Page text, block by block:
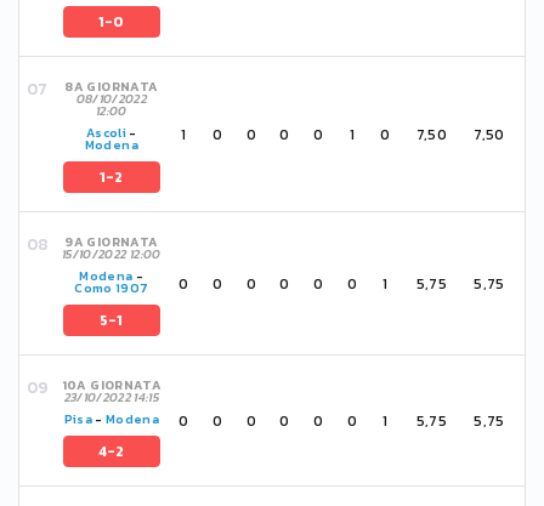
1-0
8A GIORNATA
08/10/2022
12:00
Ascoli -
Modena
1-2
1 0 0 0 0 1 0 7,50 7,50
9A GIORNATA
15/10/2022 12:00
Modena -
Como 1907
5-1
0 0 0 0 0 0 1 5,75 5,75
10A GIORNATA
23/10/2022 14:15
Pisa-Modena
4-2
0 0 0 0 0 0 1 5,75 5,75